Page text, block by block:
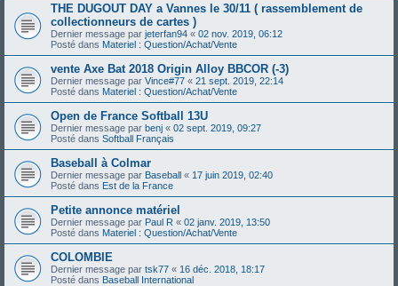
THE DUGOUT DAY a Vannes le 30/11 ( rassemblement de
collectionneurs de cartes )
Dernier message par jeterfan94 « 02 nov. 2019, 06:12
Posté dans Materiel : Question/Achat/Vente
vente Axe Bat 2018 Origin Alloy BBCOR (-3)
Dernier message par Vince#77 « 21 sept. 2019, 22:14
Posté dans Materiel : Question/Achat/Vente
Open de France Softball 13U
Dernier message par benj « 02 sept. 2019, 09:27
Posté dans Softball Français
Baseball à Colmar
Dernier message par Baseball « 17 juin 2019, 02:40
Posté dans Est de la France
Petite annonce matériel
Dernier message par Paul R « 02 janv. 2019, 13:50
Posté dans Materiel : Question/Achat/Vente
COLOMBIE
Dernier message par tsk77 « 16 déc. 2018, 18:17
Posté dans Baseball International